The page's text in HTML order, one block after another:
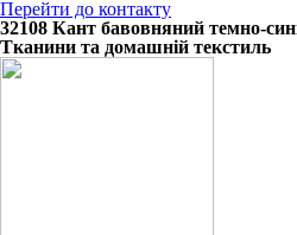
Перейти до контакту
32108 Кант бавовняний темно-
Тканини та домашній текстиль